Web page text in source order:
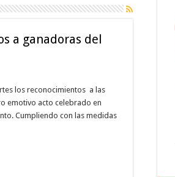
a ganadoras del
los reconocimientos a las
emotivo acto celebrado en
Cumpliendo con las medidas